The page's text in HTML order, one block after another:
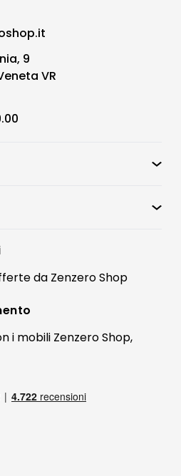
9
VR
da Zenzero Shop
i mobili Zenzero Shop,